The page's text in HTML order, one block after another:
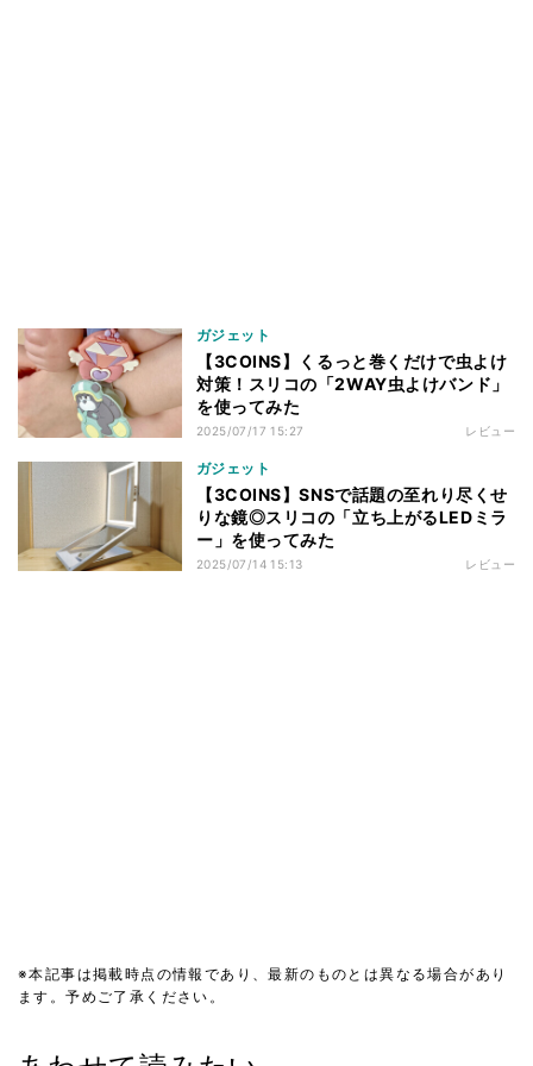
ガジェット
【3COINS】くるっと巻くだけで虫よけ
対策！スリコの「2WAY虫よけバンド」
を使ってみた
2025/07/17 15:27 レビュー
ガジェット
【3COINS】SNSで話題の至れり尽くせ
りな鏡◎スリコの「立ち上がるLEDミラ
ー」を使ってみた
2025/07/14 15:13 レビュー
※本記事は掲載時点の情報であり、最新のものとは異なる場合があり
ます。予めご了承ください。